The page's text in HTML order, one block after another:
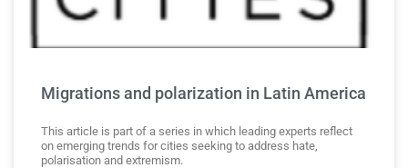
Migrations and polarization in Latin America
This article is part of a series in which leading experts reflect
on emerging trends for cities seeking to address hate,
polarisation and extremism.